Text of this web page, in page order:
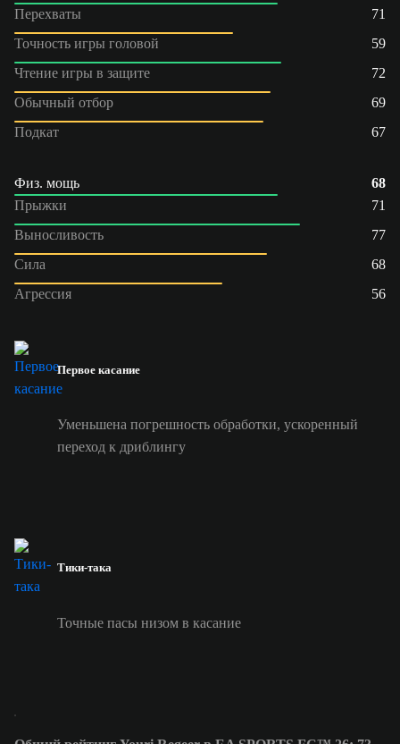
Перехваты
71
Точность игры головой
59
Чтение игры в защите
72
Обычный отбор
69
Подкат
67
Физ. мощь
68
Прыжки
71
Выносливость
77
Сила
68
Агрессия
56
Первое касание
Уменьшена погрешность обработки, ускоренный
переход к дриблингу
Тики-така
Точные пасы низом в касание